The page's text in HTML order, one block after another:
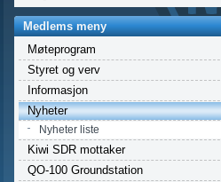
Medlems meny
Møteprogram
Styret og verv
Informasjon
Nyheter
Nyheter liste
Kiwi SDR mottaker
QO-100 Groundstation